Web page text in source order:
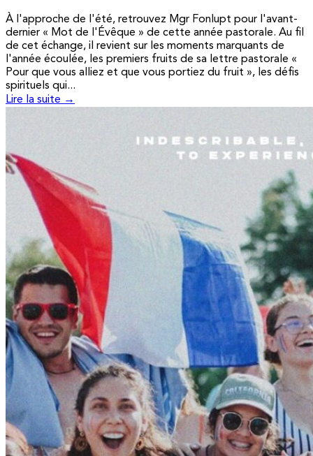
À l'approche de l'été, retrouvez Mgr Fonlupt pour l'avant-
dernier « Mot de l'Évêque » de cette année pastorale. Au fil
de cet échange, il revient sur les moments marquants de
l'année écoulée, les premiers fruits de sa lettre pastorale «
Pour que vous alliez et que vous portiez du fruit », les défis
spirituels qui...
Lire la suite →